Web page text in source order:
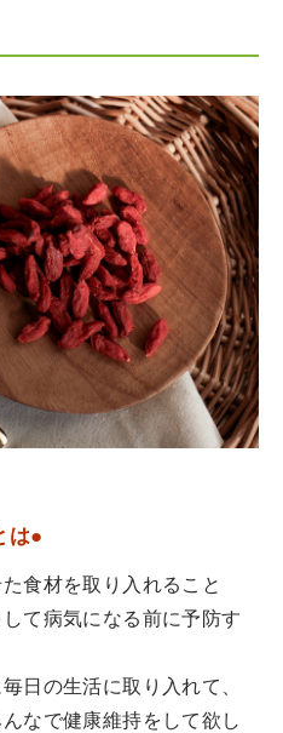
は●
食材を取り入れること
て病気になる前に予防す
日の生活に取り入れて、
なで健康維持をして欲し